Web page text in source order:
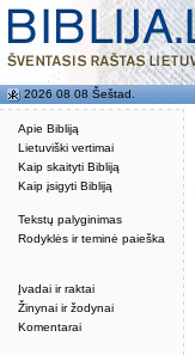
Apie Bibliją
Lietuviški vertimai
Kaip skaityti Bibliją
Kaip įsigyti Bibliją
Tekstų palyginimas
Rodyklės ir teminė paieška
Įvadai ir raktai
Žinynai ir žodynai
Komentarai
2026 08 08 Šeštad.